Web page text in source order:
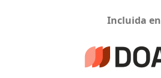
Incluida en